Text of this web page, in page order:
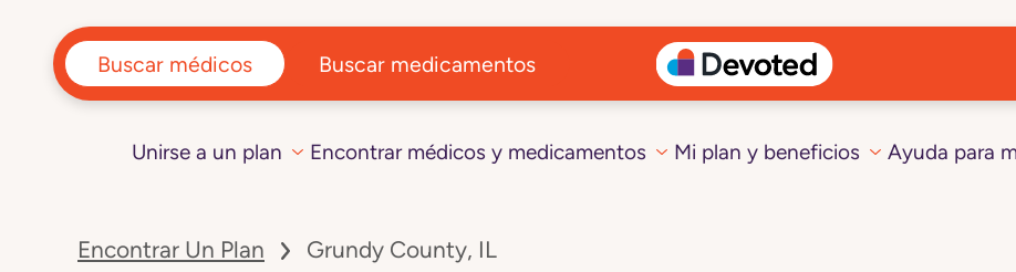
Buscar médicos Buscar medicamentos
Unirse a un plan Encontrar médicos y medicamentos Mi plan y beneficios Ayuda para
Encontrar Un Plan Grundy County, IL